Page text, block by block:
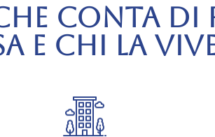
CONTA DI
E CHI LA